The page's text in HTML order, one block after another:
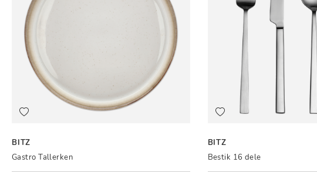
BITZ
Gastro Tallerken
BITZ
Bestik 16 dele